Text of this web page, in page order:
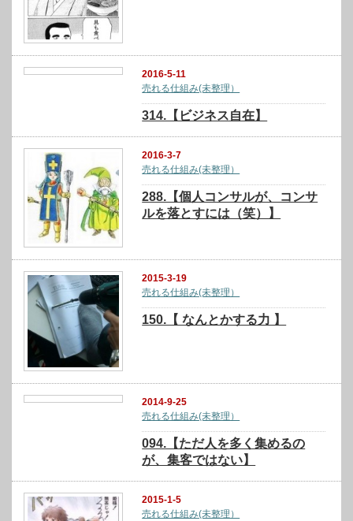
2016-5-11
売れる仕組み(未整理）
314.【ビジネス自在】
2016-3-7
売れる仕組み(未整理）
288.【個人コンサルが、コンサ
ルを落とすには（笑）】
2015-3-19
売れる仕組み(未整理）
150.【 なんとかする力 】
2014-9-25
売れる仕組み(未整理）
094.【ただ人を多く集めるの
が、集客ではない】
2015-1-5
売れる仕組み(未整理）